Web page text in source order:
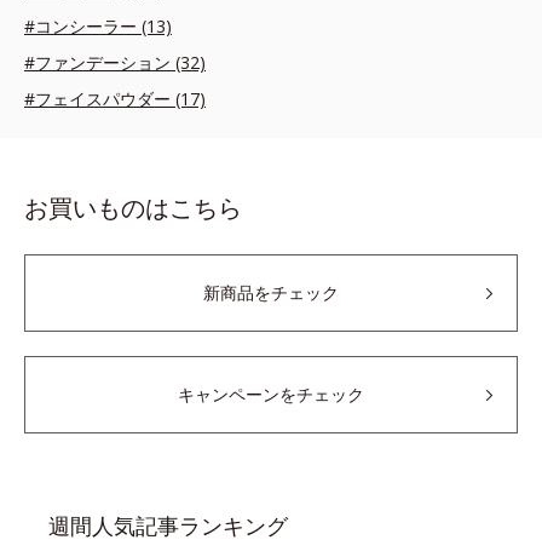
#コンシーラー (13)
#ファンデーション (32)
#フェイスパウダー (17)
お買いものはこちら
新商品をチェック
キャンペーンをチェック
週間人気記事ランキング